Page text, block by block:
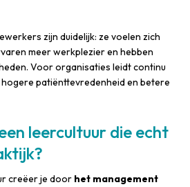
zijn duidelijk: ze voelen zich
meer werkplezier en hebben
Voor organisaties leidt continu
patiënttevredenheid en betere
leercultuur die echt
creëer je door het management